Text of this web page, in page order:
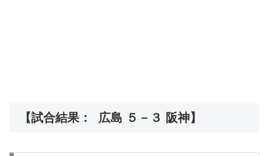
【試合結果： 広島 ５－３ 阪神】